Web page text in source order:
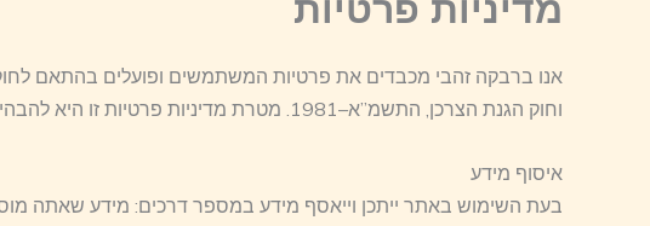
וחוק הגנת הצרכן, התשמ”א–1981. מטרת מדיניות פרטיות זו היא להבהיר אילו נתונים אנו אוספים, כיצד אנו משתמשים בהם, ואילו זכויות עומדות לרשותך.
איסוף מידע